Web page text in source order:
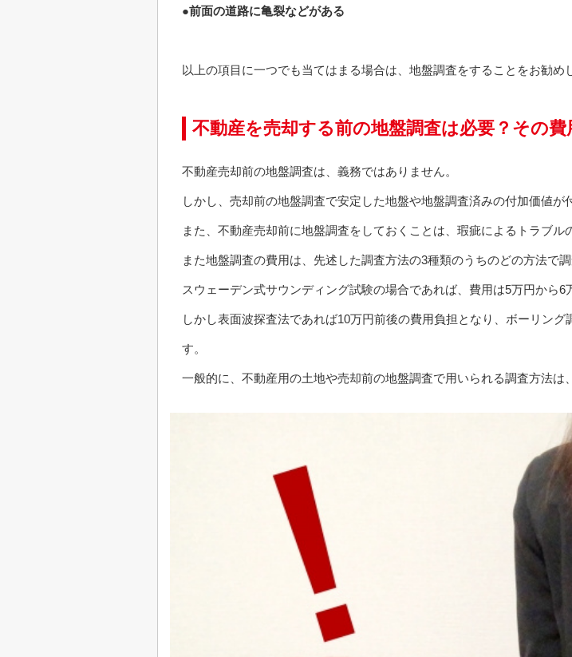
●前面の道路に亀裂などがある
以上の項目に一つでも当てはまる場合は、地盤調査をすることをお勧め
不動産を売却する前の地盤調査は必要？その費
不動産売却前の地盤調査は、義務ではありません。
しかし、売却前の地盤調査で安定した地盤や地盤調査済みの付加価値
また、不動産売却前に地盤調査をしておくことは、瑕疵によるトラブル
また地盤調査の費用は、先述した調査方法の3種類のうちのどの方法で
スウェーデン式サウンディング試験の場合であれば、費用は5万円から6
しかし表面波探査法であれば10万円前後の費用負担となり、ボーリン
す。
一般的に、不動産用の土地や売却前の地盤調査で用いられる調査方法は